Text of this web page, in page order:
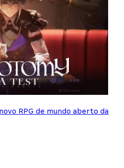
RPG de mundo aberto da